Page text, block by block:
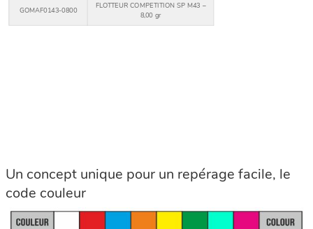
GOMAF0143-0800
FLOTTEUR COMPETITION SP M43 –
8,00 gr
Un concept unique pour un repérage facile, le
code couleur